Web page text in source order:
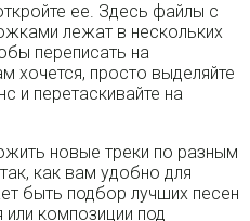
ее. Здесь файлы с
лежат в нескольких
переписать на
хочется, просто выделяйте
и перетаскивайте на
новые треки по разным
как вам удобно для
быть подбор лучших песен
композиции под